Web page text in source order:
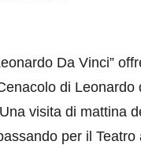
Da Vinci”
di Leonardo
visita di mattina
per il